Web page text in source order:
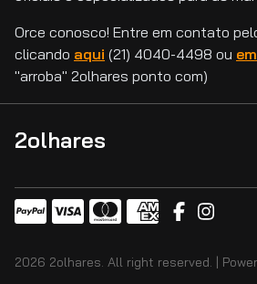
Orce conosco! Entre em contato
clicando aqui (21) 4040-4498 ou
"arroba" 2olhares ponto com)
2olhares
2026 2olhares. All right reserved. |